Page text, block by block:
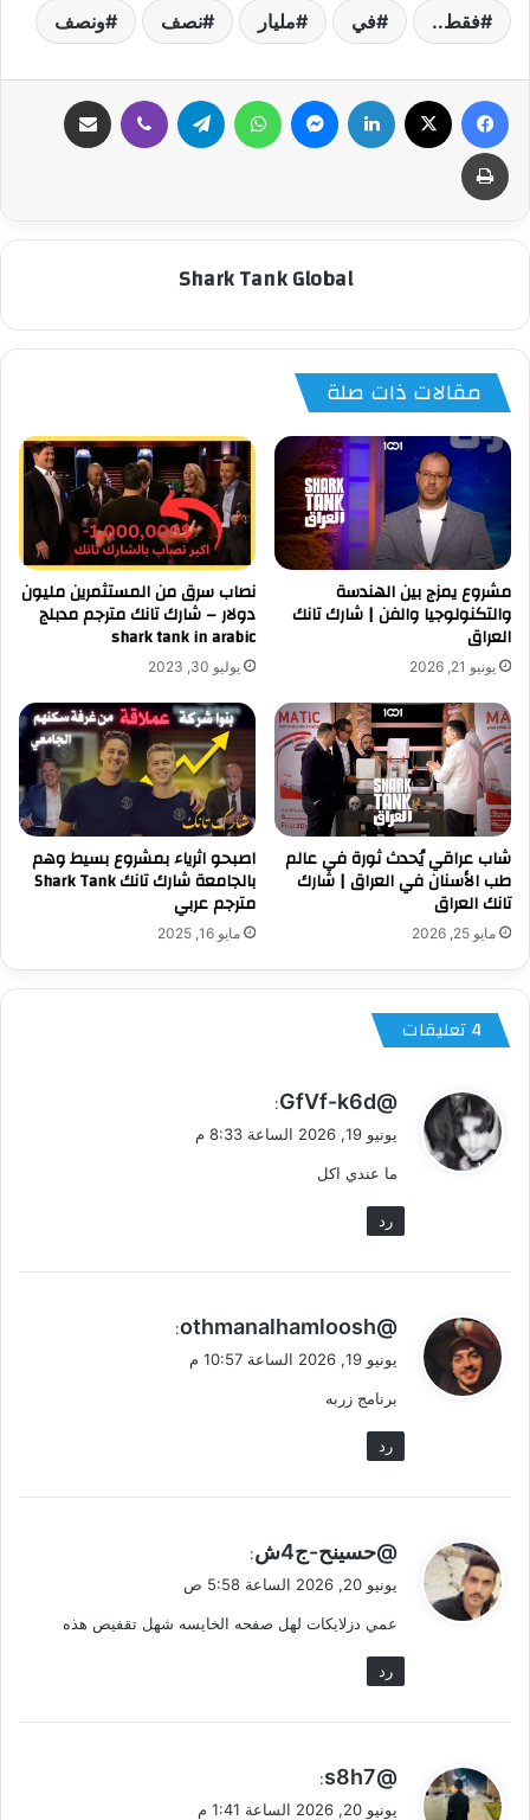
فقط.. في مليار نصف ونصف
فيسبوك لينكدإن ماسنجر واتساب تيلقرام ڤايبر
طباعة
Shark Tank Global
مقالات ذات صلة
مشروع يمزج بين الهندسة
والتكنولوجيا والفن | شارك تانك
العراق
يونيو 21, 2026
نصاب سرق من المستثمرين مليون
دولار – شارك تانك مترجم مدبلج
shark tank in arabic
يوليو 30, 2023
شاب عراقي يُحدث ثورة في عالم
طب الأسنان في العراق | شارك
تانك العراق
مايو 25, 2026
اصبحو اثرياء بمشروع بسيط وهم
بالجامعة شارك تانك Shark Tank
مترجم عربي
مايو 16, 2025
‫4 تعليقات
ي
ل
@GfVf-k6d
:
يونيو 19, 2026 الساعة 8:33 م
ما عندي اكل
رد
ي
ل
@othmanalhamloosh
:
يونيو 19, 2026 الساعة 10:57 م
برنامج زربه
رد
ي
ل
@حسينح-ج4ش
:
يونيو 20, 2026 الساعة 5:58 ص
عمي دزلايكات لهل صفحه الخايسه شهل تقفيص هذه
رد
ي
@s8h7
:
يونيو 20, 2026 الساعة 1:41 م